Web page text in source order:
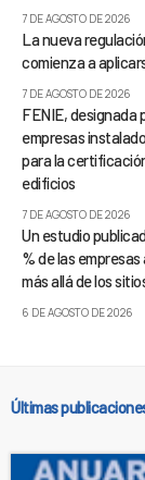
7 DE AGOSTO DE 2026
La nueva
comienza a
7 DE AGOSTO DE 2026
FENIE, designada
empresas
para la
edificios
7 DE AGOSTO DE 2026
Un estudio
% de las
más allá de los
6 DE AGOSTO DE 2026
Últimas